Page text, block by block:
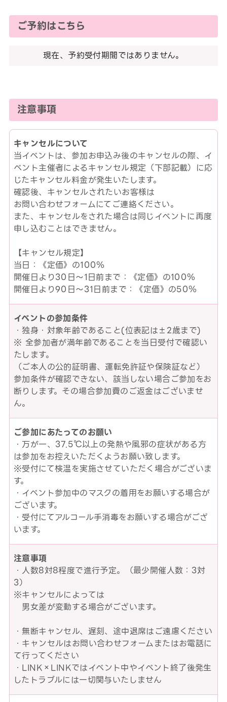
ご予約はこちら
現在、予約受付期間ではありません。
注意事項
キャンセルについて
当イベントは、参加お申込み後のキャンセルの際、イ
ベント主催者によるキャンセル規定（下部記載）に応
じたキャンセル料金が発生いたします。
確認後、キャンセルされたいお客様は
お問い合わせフォームにてご連絡ください。
また、キャンセルをされた場合は同じイベントに再度
申し込むことはできません。
【キャンセル規定】
当日：《定価》の100％
開催日より30日～1日前まで：《定価》の100％
開催日より90日～31日前まで：《定価》の50％
イベントの参加条件
・独身・対象年齢であること(位表記は±2歳まで)
※ 全参加者が満年齢であることを当日受付で確認い
たします。
（ご本人の公的証明書、運転免許証や保険証など）
参加条件が確認できない、該当しない場合ご参加をお
断りします。その場合参加費のご返金はございませ
ん。
ご参加にあたってのお願い
・万が一、37.5℃以上の発熱や風邪の症状がある方
は参加をお控えいただくようお願い致します。
※受付にて検温を実施させていただく場合がございま
す。
・イベント参加中のマスクの着用をお願いする場合が
ございます。
・受付にてアルコール手消毒をお願いする場合がござ
います。
注意事項
・人数8対8程度で進行予定。（最少開催人数：3対
3）
※キャンセルによっては
男女差が変動する場合がございます。
・無断キャンセル、遅刻、途中退席はご遠慮ください
・キャンセルはお問い合わせフォームまたはお電話に
て行ってください
・LINK×LINKではイベント中やイベント終了後発生
したトラブルには一切関与いたしません